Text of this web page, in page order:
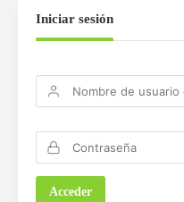
Iniciar sesión